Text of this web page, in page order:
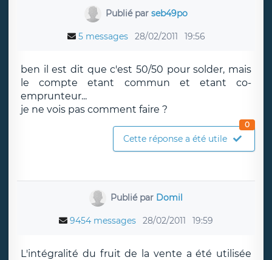
Publié parseb49po
5 messages 28/02/2011 19:56
ben il est dit que c'est 50/50 pour solder, mais
le compte etant commun et etant co-
emprunteur...
je ne vois pas comment faire ?
Cette réponse a été utile
0
Publié par Domil
9454 messages 28/02/2011 19:59
L'intégralité du fruit de la vente a été utilisée